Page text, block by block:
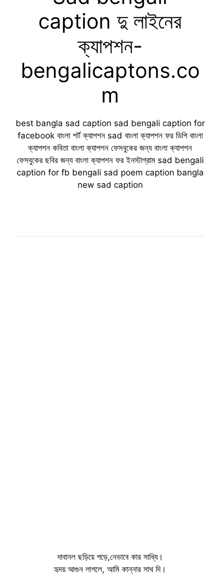
caption দু লাইনের
ক্যাপশন-
bengalicaptons.co
m
best bangla sad caption sad bengali caption for
facebook বাংলা শর্ট ক্যাপশন sad বাংলা ক্যাপশন ফর ডিপি বাংলা
ক্যাপশন কবিতা বাংলা ক্যাপশন ফেসবুকের জন্য বাংলা ক্যাপশন
ফেসবুকের ছবির জন্য বাংলা ক্যাপশন ফর ইনস্টাগ্রাম sad bengali
caption for fb bengali sad poem caption bangla
new sad caption
দাবানল ছড়িয়ে পড়ে,নেভাবে কার সাধ্যি।
হৃদয় আগুন লাগলে, আমি কান্নার সাথ দি।